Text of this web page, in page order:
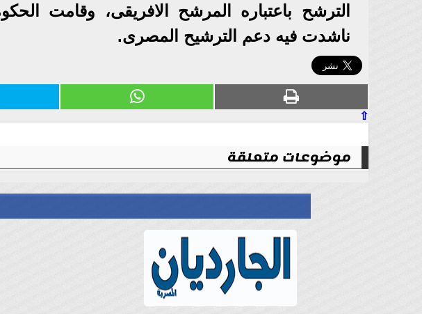
الترشح باعتباره المرشح الافريقى، وقامت
ناشدت فيه دعم الترشيح المصرى.
⇧
موضوعات متعلقة